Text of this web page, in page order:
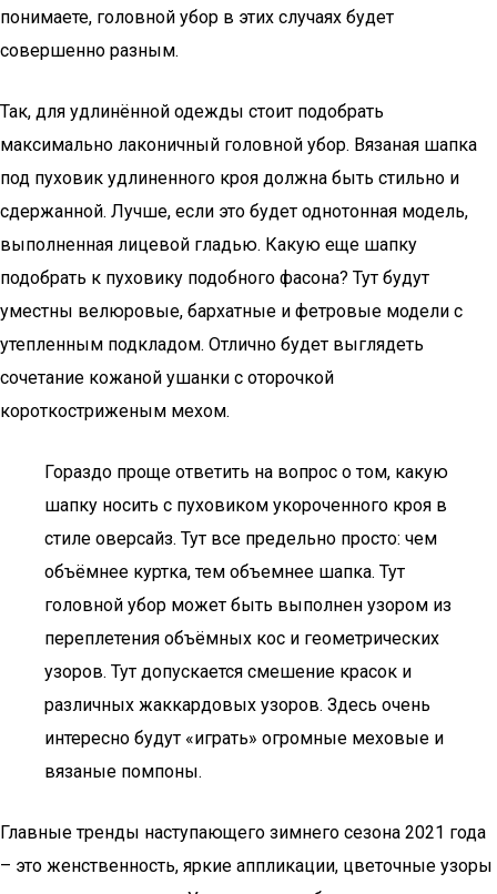
понимаете, головной убор в этих случаях будет
совершенно разным.
Так, для удлинённой одежды стоит подобрать
максимально лаконичный головной убор. Вязаная шапка
под пуховик удлиненного кроя должна быть стильно и
сдержанной. Лучше, если это будет однотонная модель,
выполненная лицевой гладью. Какую еще шапку
подобрать к пуховику подобного фасона? Тут будут
уместны велюровые, бархатные и фетровые модели с
утепленным подкладом. Отлично будет выглядеть
сочетание кожаной ушанки с оторочкой
короткостриженым мехом.
Гораздо проще ответить на вопрос о том, какую
шапку носить с пуховиком укороченного кроя в
стиле оверсайз. Тут все предельно просто: чем
объёмнее куртка, тем объемнее шапка. Тут
головной убор может быть выполнен узором из
переплетения объёмных кос и геометрических
узоров. Тут допускается смешение красок и
различных жаккардовых узоров. Здесь очень
интересно будут «играть» огромные меховые и
вязаные помпоны.
Главные тренды наступающего зимнего сезона 2021 года
– это женственность, яркие аппликации, цветочные узоры